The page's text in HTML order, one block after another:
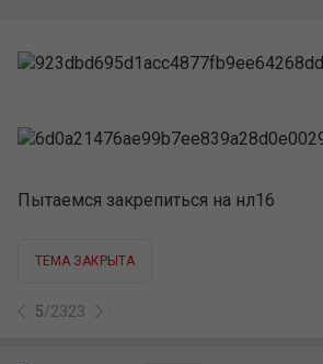
Пытаемся закрепиться на нл16
ТЕМА ЗАКРЫТА
5/2323